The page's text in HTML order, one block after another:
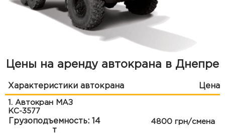
Цены на аренду автокрана в Днепре
Характеристики автокрана Цена
1. Автокран МАЗ
КС-3577
Грузоподъемность: 14
т
4800 грн/смена